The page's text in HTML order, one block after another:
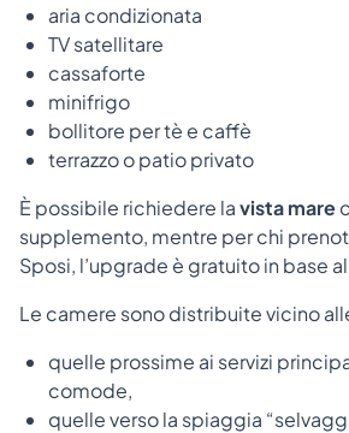
aria condizionata
TV satellitare
cassaforte
minifrigo
bollitore per tè e caffè
terrazzo o patio privato
È possibile richiedere lavista mare
supplemento, mentre per chi
Sposi, l’upgrade è gratuito in base
Le camere sono distribuite vicino
quelle prossime ai servizi
comode,
quelle verso la spiaggia